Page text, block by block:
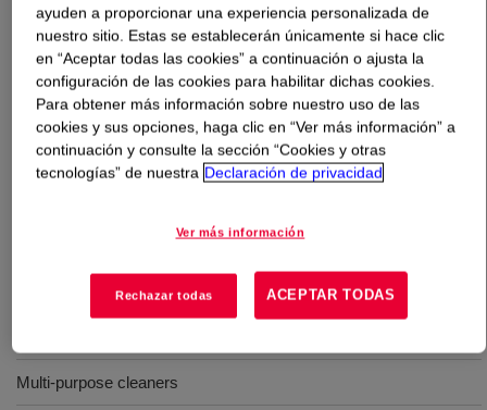
Usos
Household laundry detergents
Alkaline toilet cleaners
Concentrated caustic solutions
Floor cleaners
Multi-purpose cleaners
ayuden a proporcionar una experiencia personalizada de
nuestro sitio. Estas se establecerán únicamente si hace clic
en “Aceptar todas las cookies” a continuación o ajusta la
configuración de las cookies para habilitar dichas cookies.
Para obtener más información sobre nuestro uso de las
cookies y sus opciones, haga clic en “Ver más información” a
continuación y consulte la sección “Cookies y otras
tecnologías” de nuestra Declaración de privacidad
Ver más información
Rechazar todas ACEPTAR TODAS